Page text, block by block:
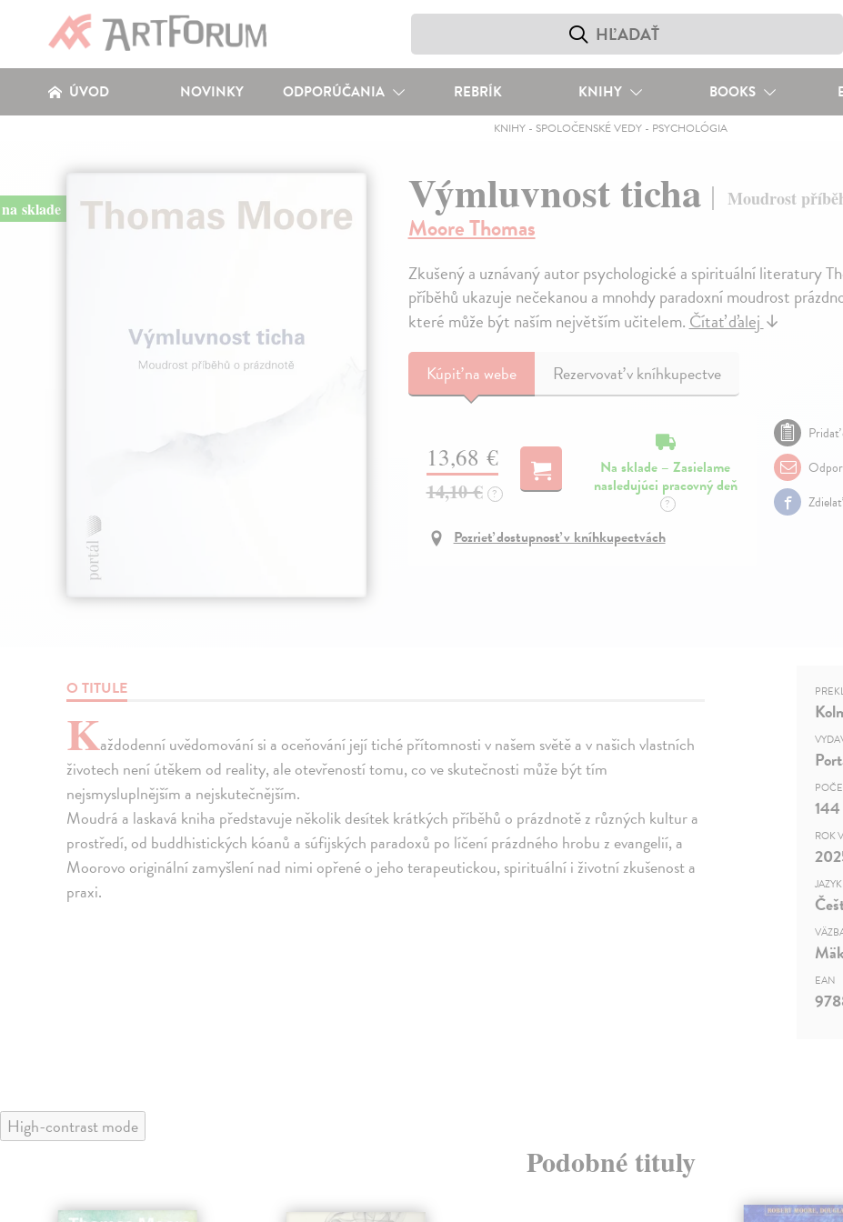
ÚVOD NOVINKY ODPORÚČANIA REBRÍK KNIHY BOOKS
KNIHY - SPOLOČENSKÉ VEDY - PSYCHOLÓGIA
na sklade Výmluvnost ticha Moudrost
Moore Thomas
Zkušený a uznávaný autor psychologické a spirituální literatury
příběhů ukazuje nečekanou a mnohdy paradoxní moudrost
které může být naším největším učitelem.Čítať ďalej↓
Kúpiťna webe Rezervovať v kníhkupectve
13,68 €
14,10 € ?
Na sklade – Zasielame
nasledujúci pracovný deň
?
Pozrieť dostupnosť v kníhkupectvách
Pridať
O TITULE
Každodenní uvědomování si a oceňování její tiché přítomnosti v našem světě a v našich vlastních
životech není útěkem od reality, ale otevřeností tomu, co ve skutečnosti může být tím
nejsmysluplnějším a nejskutečnějším.
Moudrá a laskavá kniha představuje několik desítek krátkých příběhů o prázdnotě z různých kultur a
prostředí, od buddhistických kóanů a súfijských paradoxů po líčení prázdného hrobu z evangelií, a
Moorovo originální zamyšlení nad nimi opřené o jeho terapeutickou, spirituální i životní zkušenost a
praxi.
144
ROK
JAZYK
EAN
High-contrast mode
Podobné tituly